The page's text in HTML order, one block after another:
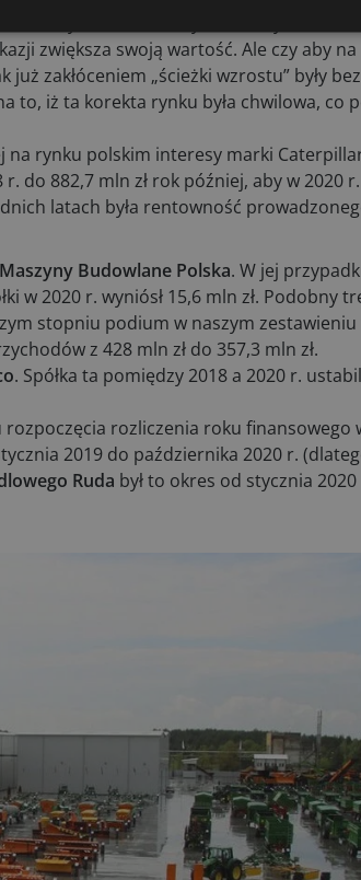
w Polsce. Rynku, który coraz
zwiększa swoją wartość. Ale czy aby na
zakłóceniem „ścieżki wzrostu” były
to, iż ta korekta rynku była chwilowa, co
na rynku polskim interesy marki
do 882,7 mln zł rok później, aby w 2020
latach była rentowność
Budowlane Polska. W jej
w 2020 r. wyniósł 15,6 mln zł. Podobny
stopniu podium w naszym
z 428 mln zł do 357,3 mln zł.
. Spółka ta pomiędzy 2018 a 2020 r.
rozliczenia roku finansowego
2019 do października 2020 r.
Ruda był to okres od stycznia